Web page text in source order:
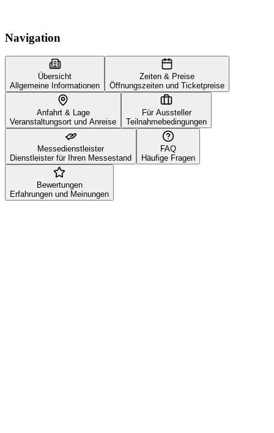
Navigation
Übersicht
Allgemeine Informationen
Zeiten & Preise
Öffnungszeiten und Ticketpreise
Anfahrt & Lage
Veranstaltungsort und Anreise
Für Aussteller
Teilnahmebedingungen
Messedienstleister
Dienstleister für Ihren Messestand
FAQ
Häufige Fragen
Bewertungen
Erfahrungen und Meinungen